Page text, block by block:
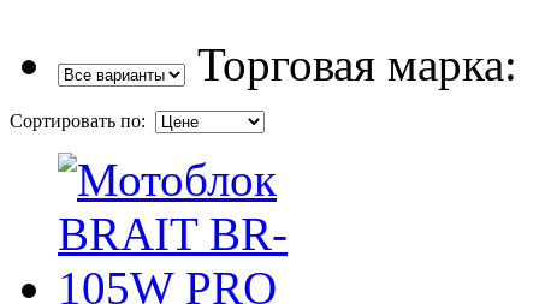
Торговая марка:
Сортировать по: